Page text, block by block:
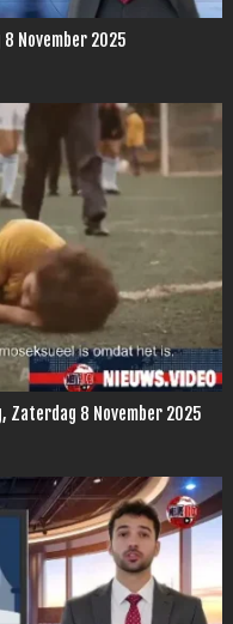
November 2025
Zaterdag 8 November 2025